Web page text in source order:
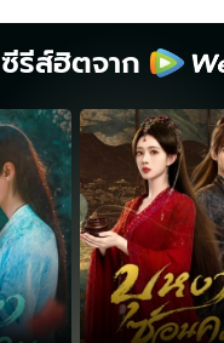
ซีรีส์ฮิตจาก